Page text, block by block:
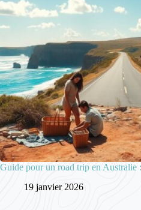
Guide pour un road trip en Australie
19 janvier 2026